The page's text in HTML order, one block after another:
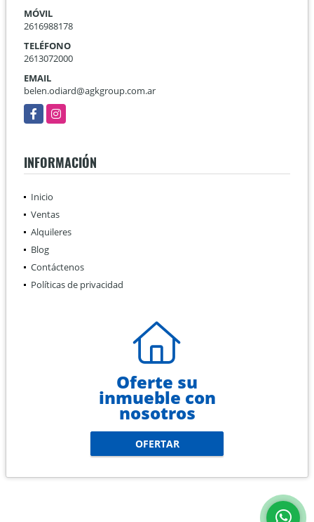
MÓVIL
2616988178
TELÉFONO
2613072000
EMAIL
belen.odiard@agkgroup.com.ar
FacebookInstagram
INFORMACIÓN
Inicio
Ventas
Alquileres
Blog
Contáctenos
Políticas de privacidad
Oferte su
inmueble con
nosotros
OFERTAR